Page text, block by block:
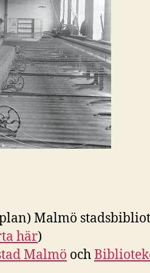
Malmö
här)
Malmö och